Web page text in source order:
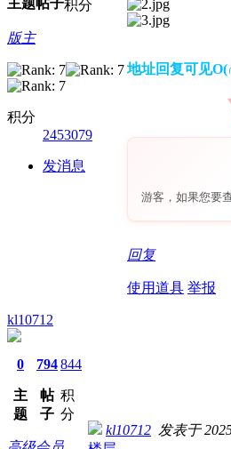
主题帖子积分
版主
积分
2453079
发消息
地址回复可见
游客，如果您要
回复
使用道具 举报
kl10712
0
主
题
794
帖
子
844
积
分
kl10712 发表于